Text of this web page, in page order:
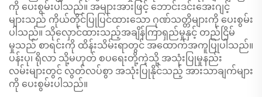
ကို ပေးစွမ်းပါသည်။ အများအားဖြင့် ဘောင်းဒင်းအေးဂျင့်
များသည် ကိုယ်တိုင်ပြုပြင်ထားသော ဂုဏ်သတ္တိများကို ပေးစွမ်း
ပါသည်။ သိုလှောင်ထားသည့်အချိန်ကြာရှည်မှုနှင့် တည်ငြိမ်
မှုသည် စာရင်းကို ထိန်းသိမ်းရာတွင် အထောက်အကူပြုပါသည်။
ပန်းပု၊ ရိုလာ သို့မဟုတ် စပရေးတို့ကဲ့သို့ အသုံးပြုမှုနည်း
လမ်းများတွင် လွတ်လပ်စွာ အသုံးပြုနိုင်သည့် အားသာချက်များ
ကို ပေးစွမ်းပါသည်။